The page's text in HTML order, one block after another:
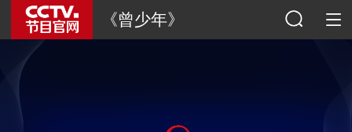
《曾少年》